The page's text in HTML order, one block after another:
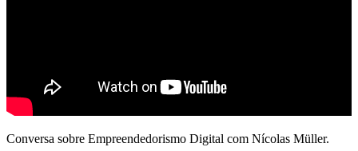
Conversa sobre Empreendedorismo Digital com Nícolas Müller.